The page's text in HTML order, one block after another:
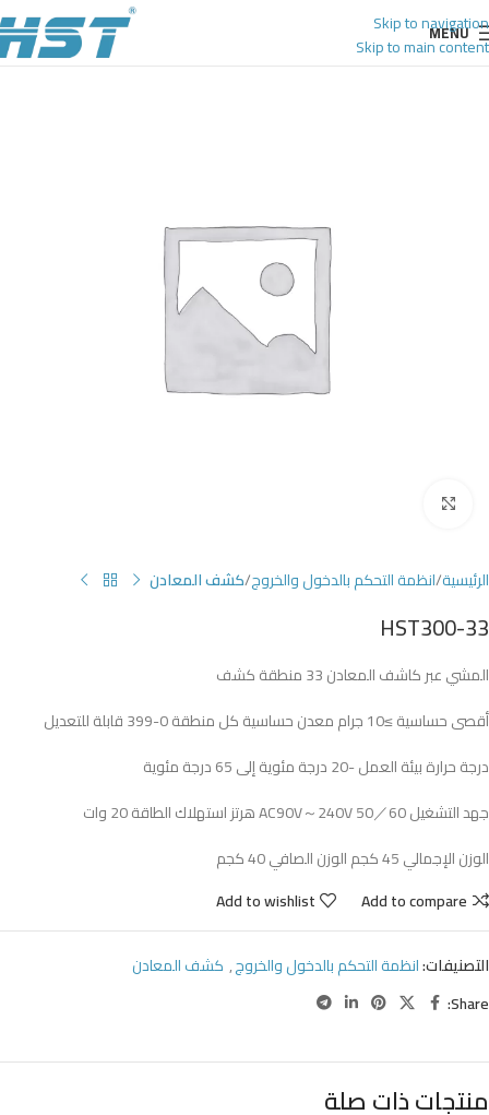
Skip to navigation
Skip to main content
MENU
الرئيسية انظمة التحكم بالدخول والخروج كشف المعادن
HST300-33
المشي عبر كاشف المعادن 33 منطقة كشف
أقصى حساسية ≥10 جرام معدن حساسية كل منطقة 0-399 قابلة للتعديل
درجة حرارة بيئة العمل -20 درجة مئوية إلى 65 درجة مئوية
جهد التشغيل AC90V～240V 50／60 هرتز استهلاك الطاقة 20 وات
الوزن الإجمالي 45 كجم الوزن الصافي 40 كجم
Add to compare
Add to wishlist
التصنيفات:انظمة التحكم بالدخول والخروج, كشف المعادن
Share:
منتجات ذات صلة